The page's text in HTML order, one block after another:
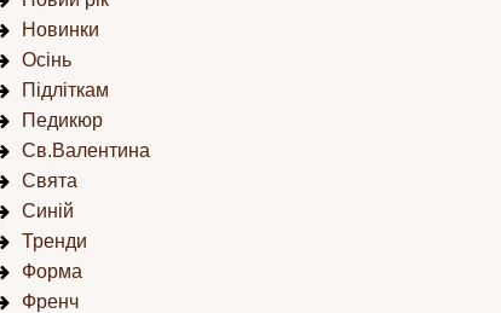
Новинки
Осінь
Підліткам
Педикюр
Св.Валентина
Свята
Синій
Тренди
Форма
Френч